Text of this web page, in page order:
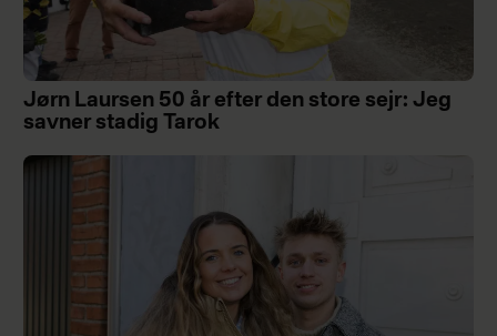
Jørn Laursen 50 år efter den store sejr: Jeg
savner stadig Tarok